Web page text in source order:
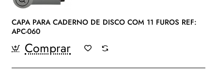
CAPA PARA CADERNO DE DISCO COM 11 FUROS REF:
APC-060
Comprar